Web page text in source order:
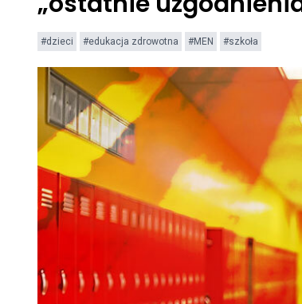
#dzieci #edukacja zdrowotna #MEN #szkoła